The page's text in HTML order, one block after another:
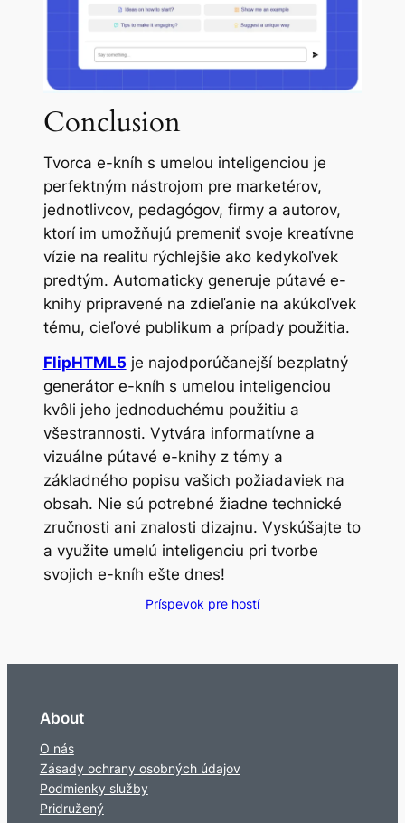
Conclusion
Tvorca e-kníh s umelou inteligenciou je
perfektným nástrojom pre marketérov,
jednotlivcov, pedagógov, firmy a autorov,
ktorí im umožňujú premeniť svoje kreatívne
vízie na realitu rýchlejšie ako kedykoľvek
predtým. Automaticky generuje pútavé e-
knihy pripravené na zdieľanie na akúkoľvek
tému, cieľové publikum a prípady použitia.
FlipHTML5je najodporúčanejší bezplatný
generátor e-kníh s umelou inteligenciou
kvôli jeho jednoduchému použitiu a
všestrannosti. Vytvára informatívne a
vizuálne pútavé e-knihy z témy a
základného popisu vašich požiadaviek na
obsah. Nie sú potrebné žiadne technické
zručnosti ani znalosti dizajnu. Vyskúšajte to
a využite umelú inteligenciu pri tvorbe
svojich e-kníh ešte dnes!
Príspevok pre hostí
About
O nás
Zásady ochrany osobných údajov
Podmienky služby
Pridružený